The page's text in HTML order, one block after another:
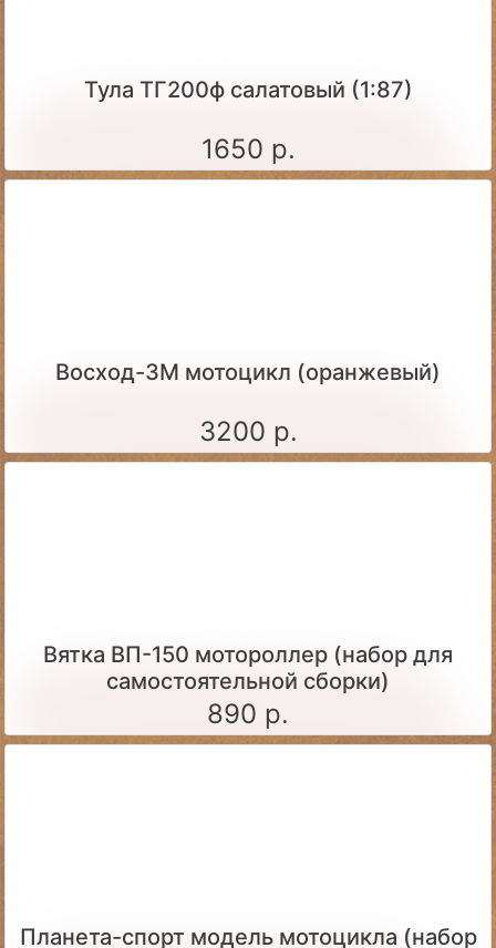
Тула ТГ200ф салатовый (1:87)
1650 р.
Восход-3М мотоцикл (оранжевый)
3200 р.
Вятка ВП-150 мотороллер (набор для
самостоятельной сборки)
890 р.
Планета-спорт модель мотоцикла (набор